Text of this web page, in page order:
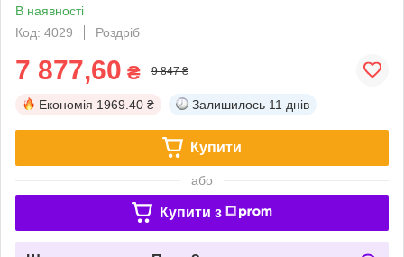
В наявності
Код: 4029
Роздріб
7 877,60 ₴ 9 847 ₴
Економія 1969.40 ₴ Залишилось 11 днів
Купити
або
Купити з